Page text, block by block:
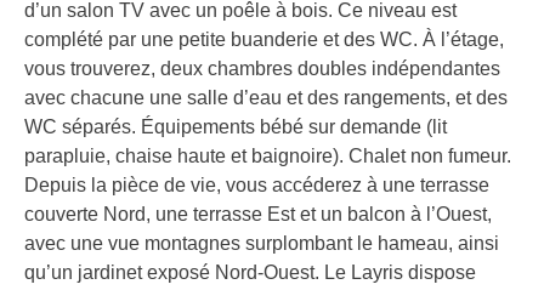
d’un salon TV avec un poêle à bois. Ce niveau est
complété par une petite buanderie et des WC. À l’étage,
vous trouverez, deux chambres doubles indépendantes
avec chacune une salle d’eau et des rangements, et des
WC séparés. Équipements bébé sur demande (lit
parapluie, chaise haute et baignoire). Chalet non fumeur.
Depuis la pièce de vie, vous accéderez à une terrasse
couverte Nord, une terrasse Est et un balcon à l’Ouest,
avec une vue montagnes surplombant le hameau, ainsi
qu’un jardinet exposé Nord-Ouest. Le Layris dispose